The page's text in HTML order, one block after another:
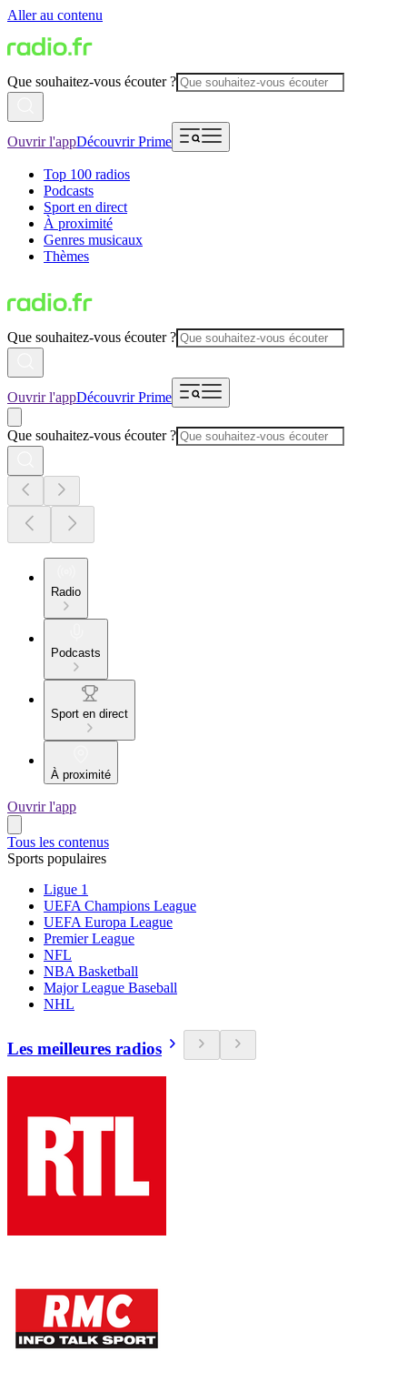
Aller au contenu
Que souhaitez-vous écouter ?
Ouvrir l'appDécouvrir Prime
Top 100 radios
Podcasts
Sport en direct
À proximité
Genres musicaux
Thèmes
Que souhaitez-vous écouter ?
Ouvrir l'appDécouvrir Prime
Que souhaitez-vous écouter ?
Radio
Podcasts
Sport en direct
À proximité
Ouvrir l'app
Tous les contenus
Sports populaires
Ligue 1
UEFA Champions League
UEFA Europa League
Premier League
NFL
NBA Basketball
Major League Baseball
NHL
Les meilleures radios